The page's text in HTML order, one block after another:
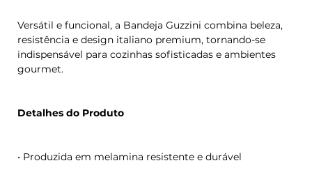
Versátil e funcional, a Bandeja Guzzini combina beleza,
resistência e design italiano premium, tornando-se
indispensável para cozinhas sofisticadas e ambientes
gourmet.
Detalhes do Produto
• Produzida em melamina resistente e durável